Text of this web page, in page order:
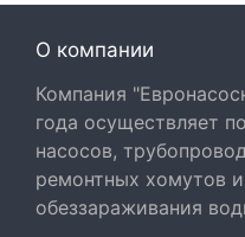
О компании
Компания
года осуществляет
насосов,
ремонтных хомутов
обеззараживания